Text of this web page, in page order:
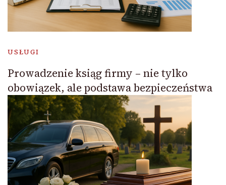
USŁUGI
Prowadzenie ksiąg firmy – nie tylko
obowiązek, ale podstawa bezpieczeństwa